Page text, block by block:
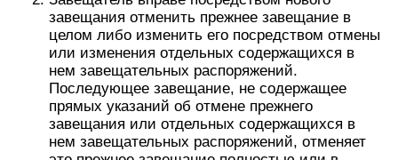
завещания отменить прежнее завещание в
целом либо изменить его посредством отмены
или изменения отдельных содержащихся в
нем завещательных распоряжений.
Последующее завещание, не содержащее
прямых указаний об отмене прежнего
завещания или отдельных содержащихся в
нем завещательных распоряжений, отменяет